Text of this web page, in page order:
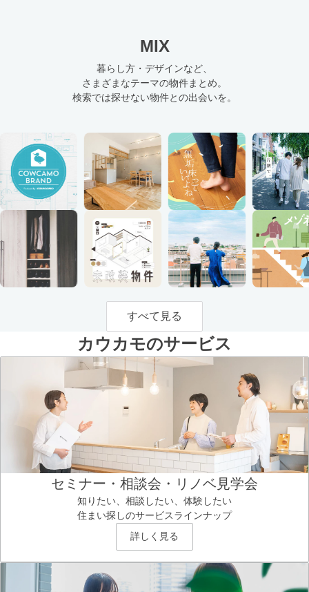
MIX
暮らし方・デザインなど、
さまざまなテーマの物件まとめ。
検索では探せない物件との出会いを。
すべて見る
カウカモのサービス
セミナー・相談会・リノベ見学会
知りたい、相談したい、体験したい
住まい探しのサービスラインナップ
詳しく見る